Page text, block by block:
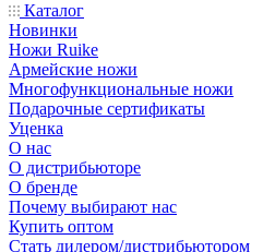
Каталог
Новинки
Ножи Ruike
Армейские ножи
Многофункциональные ножи
Подарочные сертификаты
Уценка
О нас
О дистрибьюторе
О бренде
Почему выбирают нас
Купить оптом
Стать дилером/дистрибьютором